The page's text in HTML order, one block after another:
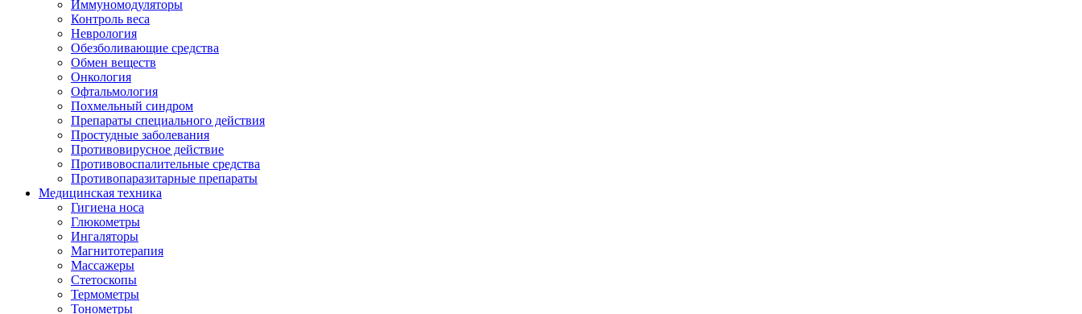
Иммуномодуляторы
Контроль веса
Неврология
Обезболивающие средства
Обмен веществ
Онкология
Офтальмология
Похмельный синдром
Препараты специального действия
Простудные заболевания
Противовирусное действие
Противовоспалительные средства
Противопаразитарные препараты
Медицинская техника
Гигиена носа
Глюкометры
Ингаляторы
Магнитотерапия
Массажеры
Стетоскопы
Термометры
Тонометры